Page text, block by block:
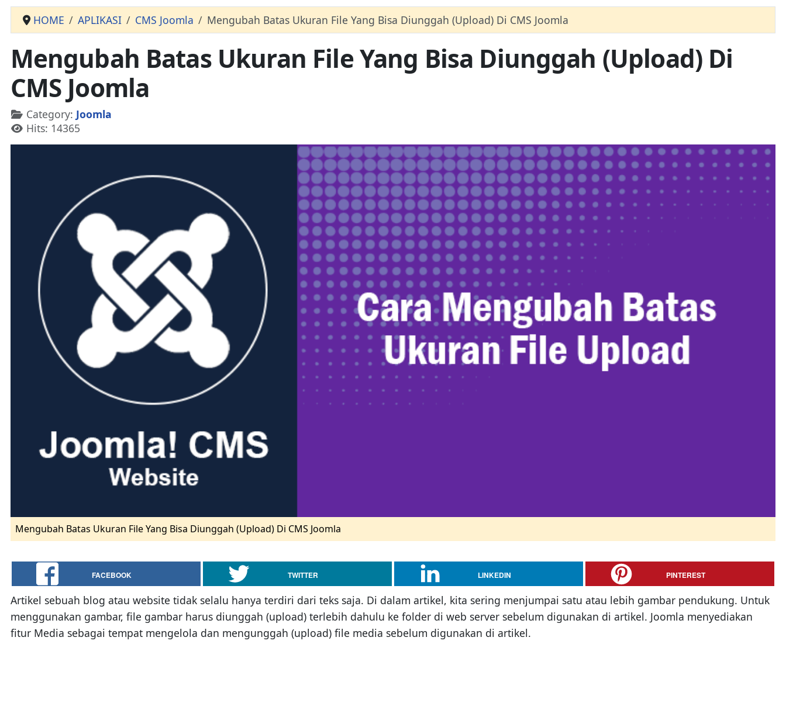
HOME APLIKASI CMS Joomla Mengubah Batas Ukuran File Yang Bisa Diunggah (Upload) Di CMS Joomla
Mengubah Batas Ukuran File Yang Bisa Diunggah (Upload) Di
CMS Joomla
Details
Category: Joomla
Hits: 14365
Mengubah Batas Ukuran File Yang Bisa Diunggah (Upload) Di CMS Joomla
FACEBOOK TWITTER LINKEDIN PINTEREST
Artikel sebuah blog atau website tidak selalu hanya terdiri dari teks saja. Di dalam artikel, kita sering menjumpai satu atau lebih gambar pendukung. Untuk
menggunakan gambar, file gambar harus diunggah (upload) terlebih dahulu ke folder di web server sebelum digunakan di artikel. Joomla menyediakan
fitur Media sebagai tempat mengelola dan mengunggah (upload) file media sebelum digunakan di artikel.